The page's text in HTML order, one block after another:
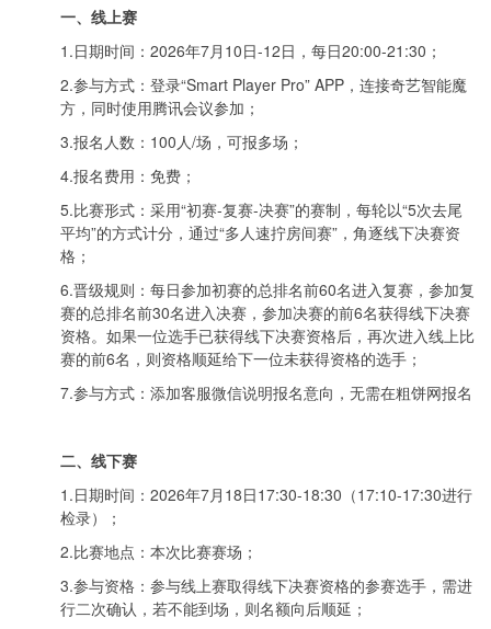
一、线上赛
1.日期时间：2026年7月10日-12日，每日20:00-21:30；
2.参与方式：登录“Smart Player Pro” APP，连接奇艺智能魔
方，同时使用腾讯会议参加；
3.报名人数：100人/场，可报多场；
4.报名费用：免费；
5.比赛形式：采用“初赛-复赛-决赛”的赛制，每轮以“5次去尾
平均”的方式计分，通过“多人速拧房间赛”，角逐线下决赛资
格；
6.晋级规则：每日参加初赛的总排名前60名进入复赛，参加复
赛的总排名前30名进入决赛，参加决赛的前6名获得线下决赛
资格。如果一位选手已获得线下决赛资格后，再次进入线上比
赛的前6名，则资格顺延给下一位未获得资格的选手；
7.参与方式：添加客服微信说明报名意向，无需在粗饼网报名
二、线下赛
1.日期时间：2026年7月18日17:30-18:30（17:10-17:30进行
检录）；
2.比赛地点：本次比赛赛场；
3.参与资格：参与线上赛取得线下决赛资格的参赛选手，需进
行二次确认，若不能到场，则名额向后顺延；